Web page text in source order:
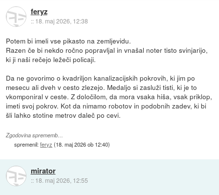
feryz
:: 18. maj 2026, 12:38
Potem bi imeli vse pikasto na zemljevidu.
Razen če bi nekdo ročno popravljal in vnašal noter tisto svinjarijo,
ki ji naši rečejo ležeči policaji.
Da ne govorimo o kvadriljon kanalizacijskih pokrovih, ki jim po
mesecu ali dveh v cesto zlezejo. Medaljo si zasluži tisti, ki je to
vkomponiral v ceste. Z določilom, da mora vsaka hiša, vsak priklop,
imeti svoj pokrov. Kot da nimamo robotov in podobnih zadev, ki bi
šli lahko stotine metrov daleč po cevi.
Zgodovina sprememb…
spremenil:feryz (18. maj 2026 ob 12:40)
mirator
:: 18. maj 2026, 12:55